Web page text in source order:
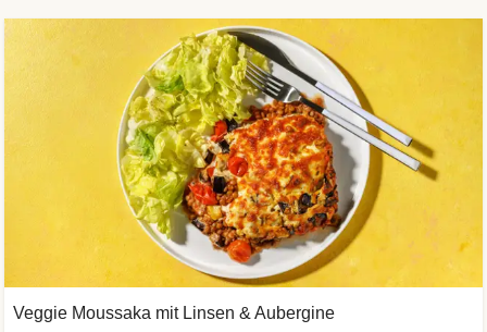
Veggie Moussaka mit Linsen & Aubergine